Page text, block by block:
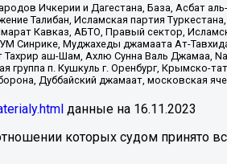
Ичкерии и Дагестана, База, Асбат
Талибан, Исламская партия
Кавказ, АБТО, Правый сектор,
Синрике, Муджахеды джамаата Ат-
аш-Шам, Ахлю Сунна Валь Джамаа,
группа п. Кушкуль г. Оренбург, Крымско-
Дуббайский джамаат, московская
данные на 16.11.2023
которых судом принято